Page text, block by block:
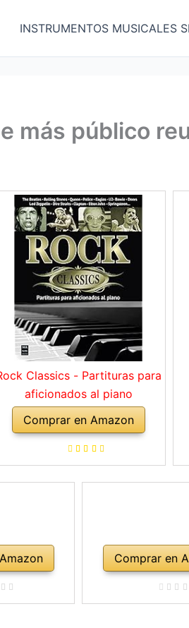
INSTRUMENTOS MUSICALES
más público
Classics - Partituras para
aficionados al piano
Comprar en Amazon
Comprar en